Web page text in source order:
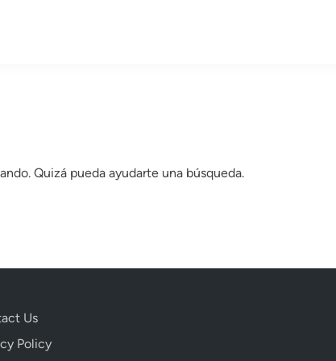
Quizá pueda ayudarte una búsqueda.
Us
Policy